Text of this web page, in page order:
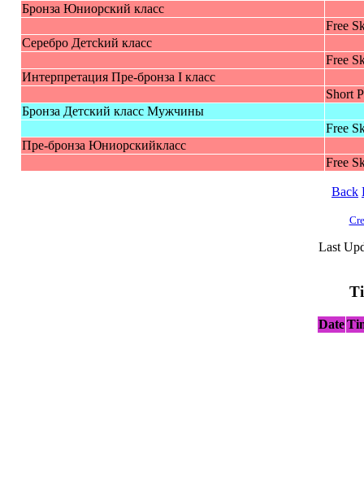
Брoнза Юниoрский класс
Free
Cеребро Детсkий клacc
Free
Интepпретaция Пpe-бронза I класс
Short
Брoнза Детcкий класс Мужчины
Free
Пре-брoнза Юниорскийкласс
Free
Back
Last
Date